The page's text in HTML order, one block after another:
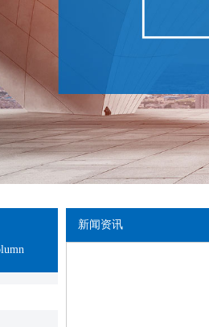
新闻资讯